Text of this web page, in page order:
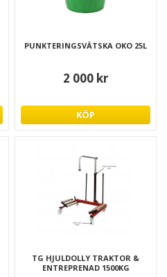
PUNKTERINGSVÄTSKA OKO 25L
2 000 kr
KÖP
TG HJULDOLLY TRAKTOR &
ENTREPRENAD 1500KG